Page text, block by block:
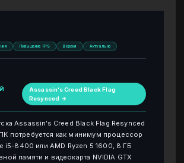
Повышение FPS Версия Актуально
Assassin’s Creed Black Flag
Resynced →
Assassin’s Creed Black Flag Resynced
потребуется как минимум процессор
i5-8400 или AMD Ryzen 5 1600, 8 ГБ
памяти и видеокарта NVIDIA GTX